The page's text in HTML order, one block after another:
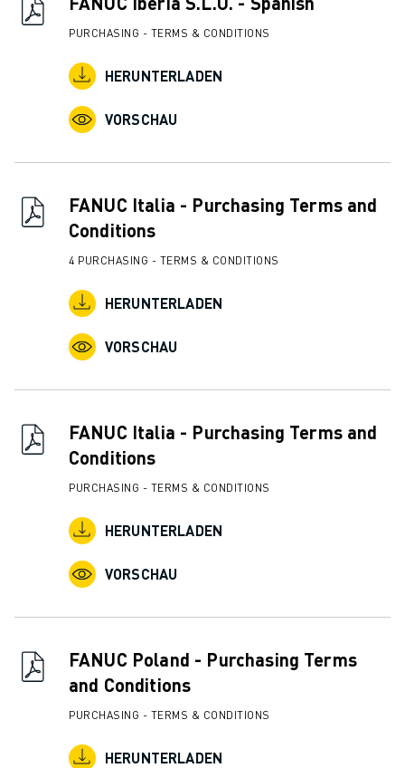
ÜBER FANUC
FANUC IN EUROPA
NACHHALTIGKEIT
GESTALTEN SIE IHRE ZUKUNFT MIT FANUC
KONTAKT
STANDORTE
IMPRESSUM
PURCHASING - TERMS & CONDITIONS
HERUNTERLADEN
VORSCHAU
FANUC Italia - Purchasing Terms and
Conditions
4 PURCHASING - TERMS & CONDITIONS
HERUNTERLADEN
VORSCHAU
FANUC Italia - Purchasing Terms and
Conditions
PURCHASING - TERMS & CONDITIONS
HERUNTERLADEN
VORSCHAU
FANUC Poland - Purchasing Terms
and Conditions
PURCHASING - TERMS & CONDITIONS
HERUNTERLADEN